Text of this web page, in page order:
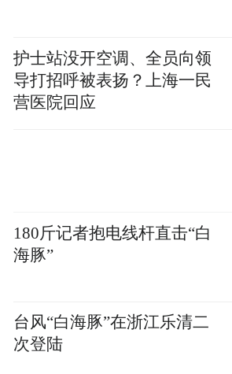
护士站没开空调、全员向领
导打招呼被表扬？上海一民
营医院回应
180斤记者抱电线杆直击“白
海豚”
台风“白海豚”在浙江乐清二
次登陆